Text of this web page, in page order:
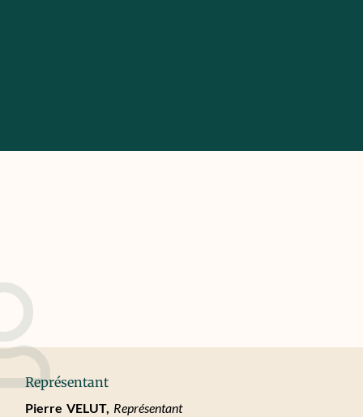
Représentant
Pierre VELUT, Représentant